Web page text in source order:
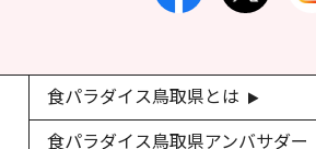
食パラダイス鳥取県とは
食パラダイス鳥取県アンバサダー